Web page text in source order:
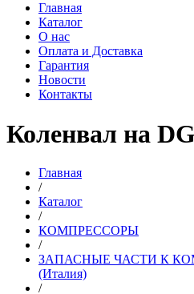
Главная
Каталог
О нас
Оплата и Доставка
Гарантия
Новости
Контакты
Коленвал на
Главная
/
Каталог
/
КОМПРЕССОРЫ
/
ЗАПАСНЫЕ ЧАСТИ К
(Италия)
/